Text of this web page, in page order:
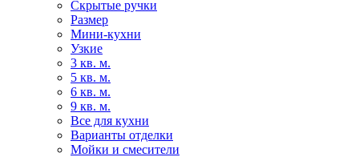
Скрытые ручки
Размер
Мини-кухни
Узкие
3 кв. м.
5 кв. м.
6 кв. м.
9 кв. м.
Все для кухни
Варианты отделки
Мойки и смесители